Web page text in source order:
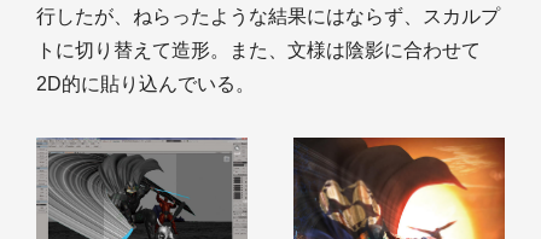
行したが、ねらったような結果にはならず、スカルプ
トに切り替えて造形。また、文様は陰影に合わせて
2D的に貼り込んでいる。